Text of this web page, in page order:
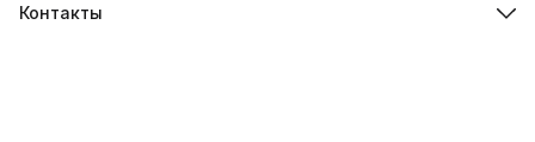
Контакты